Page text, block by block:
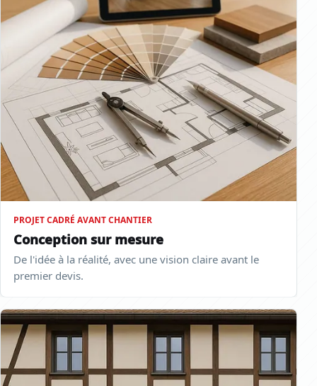
PROJET CADRÉ AVANT CHANTIER
Conception sur mesure
De l'idée à la réalité, avec une vision claire avant le
premier devis.